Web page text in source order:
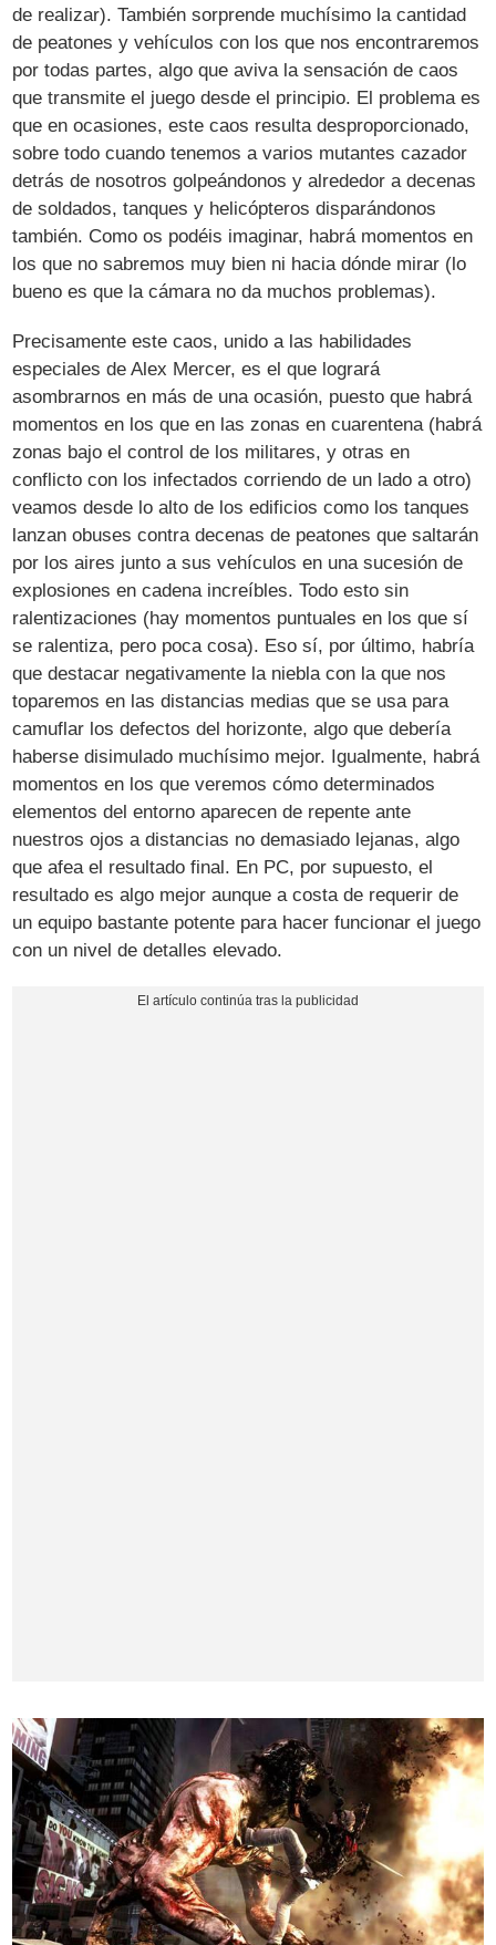
de realizar). También sorprende muchísimo la cantidad
de peatones y vehículos con los que nos encontraremos
por todas partes, algo que aviva la sensación de caos
que transmite el juego desde el principio. El problema es
que en ocasiones, este caos resulta desproporcionado,
sobre todo cuando tenemos a varios mutantes cazador
detrás de nosotros golpeándonos y alrededor a decenas
de soldados, tanques y helicópteros disparándonos
también. Como os podéis imaginar, habrá momentos en
los que no sabremos muy bien ni hacia dónde mirar (lo
bueno es que la cámara no da muchos problemas).
Precisamente este caos, unido a las habilidades
especiales de Alex Mercer, es el que logrará
asombrarnos en más de una ocasión, puesto que habrá
momentos en los que en las zonas en cuarentena (habrá
zonas bajo el control de los militares, y otras en
conflicto con los infectados corriendo de un lado a otro)
veamos desde lo alto de los edificios como los tanques
lanzan obuses contra decenas de peatones que saltarán
por los aires junto a sus vehículos en una sucesión de
explosiones en cadena increíbles. Todo esto sin
ralentizaciones (hay momentos puntuales en los que sí
se ralentiza, pero poca cosa). Eso sí, por último, habría
que destacar negativamente la niebla con la que nos
toparemos en las distancias medias que se usa para
camuflar los defectos del horizonte, algo que debería
haberse disimulado muchísimo mejor. Igualmente, habrá
momentos en los que veremos cómo determinados
elementos del entorno aparecen de repente ante
nuestros ojos a distancias no demasiado lejanas, algo
que afea el resultado final. En PC, por supuesto, el
resultado es algo mejor aunque a costa de requerir de
un equipo bastante potente para hacer funcionar el juego
con un nivel de detalles elevado.